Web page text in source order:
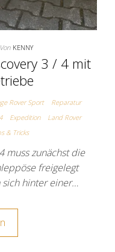
Von KENNY
3 / 4 mit
Rover Sport
Reparatur
Expedition
Land Rover
& Tricks
muss zunächst die
freigelegt
sich hinter einer…